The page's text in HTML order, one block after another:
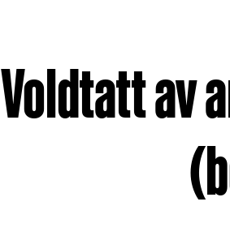
Voldtatt av